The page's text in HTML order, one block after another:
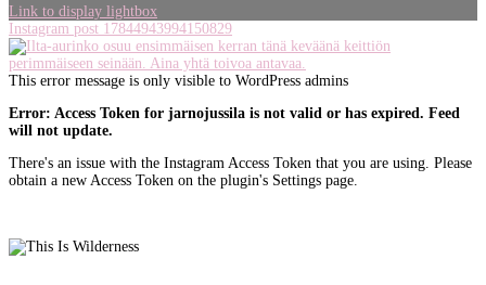
Link to display lightbox
Instagram post 17844943994150829
This error message is only visible to WordPress admins
Error: Access Token for jarnojussila is not valid or has expired. Feed
will not update.
There's an issue with the Instagram Access Token that you are using. Please
obtain a new Access Token on the plugin's Settings page.